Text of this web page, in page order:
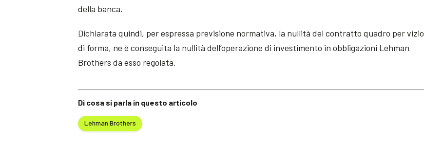
Di cosa si parla in questo articolo
Lehman Brothers
della banca.
Dichiarata quindi, per espressa previsione normativa, la nullità del contratto quadro per vizio
di forma, ne è conseguita la nullità dell’operazione di investimento in obbligazioni Lehman
Brothers da esso regolata.